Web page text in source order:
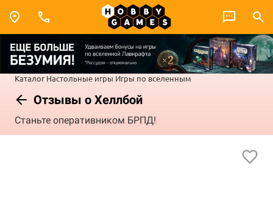
Каталог Настольные игры Игры по вселенным
Отзывы о Хеллбой
Станьте оперативником БРПД!